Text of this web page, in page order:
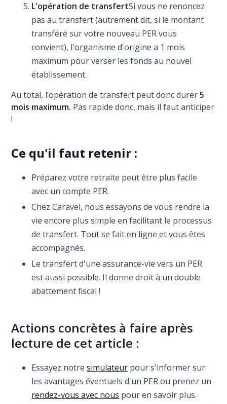
L'opération de transfertSi vous ne renoncez
pas au transfert (autrement dit, si le montant
transféré sur votre nouveau PER vous
convient), l'organisme d'origine a 1 mois
maximum pour verser les fonds au nouvel
établissement.
Au total, l’opération de transfert peut donc durer5
mois maximum. Pas rapide donc, mais il faut anticiper
!
Ce qu'il faut retenir :
Préparez votre retraite peut être plus facile
avec un compte PER.
Chez Caravel, nous essayons de vous rendre la
vie encore plus simple en facilitant le processus
de transfert. Tout se fait en ligne et vous êtes
accompagnés.
Le transfert d'une assurance-vie vers un PER
est aussi possible. Il donne droit à un double
abattement fiscal !
Actions concrètes à faire après
lecture de cet article :
Essayez notresimulateur pour s'informer sur
les avantages éventuels d'un PER ou prenez un
rendez-vous avec nous pour en savoir plus.